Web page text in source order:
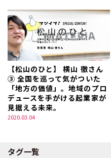
【松山のひと】 横山 徹さん
③ 全国を巡って気がついた
「地方の価値」。地域のプロ
デュースを手がける起業家が
見据える未来。
2020.03.04
タグ一覧